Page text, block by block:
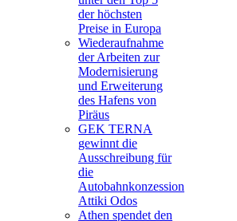
der höchsten
Preise in Europa
Wiederaufnahme
der Arbeiten zur
Modernisierung
und Erweiterung
des Hafens von
Piräus
GEK TERNA
gewinnt die
Ausschreibung für
die
Autobahnkonzession
Attiki Odos
Athen spendet den